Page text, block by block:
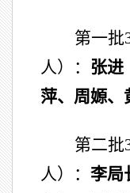
第一批
人）： 张进
萍、周嫄、
第二批
人）： 李局